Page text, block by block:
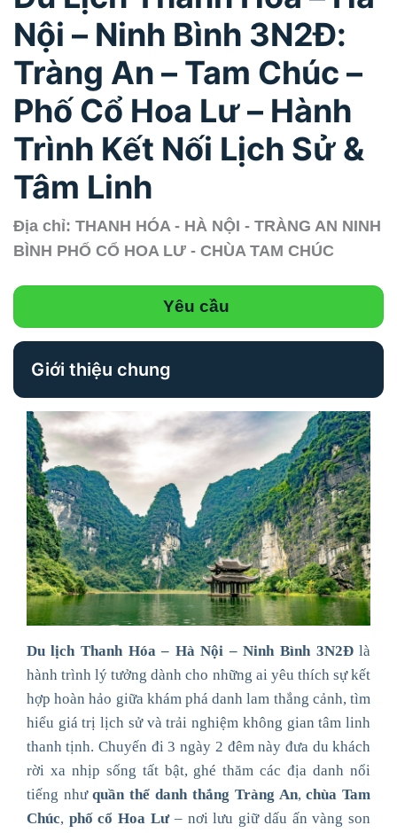
Nội – Ninh Bình 3N2Đ:
Tràng An – Tam Chúc –
Phố Cổ Hoa Lư – Hành
Trình Kết Nối Lịch Sử &
Tâm Linh
Địa chỉ: THANH HÓA - HÀ NỘI - TRÀNG AN NINH
BÌNH PHỐ CỔ HOA LƯ - CHÙA TAM CHÚC
Yêu cầu
Giới thiệu chung
Du lịch Thanh Hóa – Hà Nội – Ninh Bình 3N2Đlà
hành trình lý tưởng dành cho những ai yêu thích sự kết
hợp hoàn hảo giữa khám phá danh lam thắng cảnh, tìm
hiểu giá trị lịch sử và trải nghiệm không gian tâm linh
thanh tịnh. Chuyến đi 3 ngày 2 đêm này đưa du khách
rời xa nhịp sống tất bật, ghé thăm các địa danh nổi
tiếng nhưquần thể danh thắng Tràng An,chùa Tam
Chúc, phố cổ Hoa Lư– nơi lưu giữ dấu ấn vàng son